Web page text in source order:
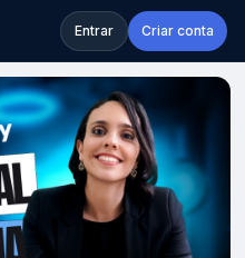
Entrar Criar conta